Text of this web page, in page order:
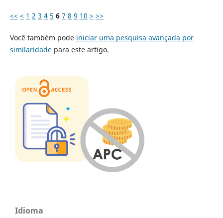
<< < 1 2 3 4 5 6 7 8 9 10 > >>
Você também pode iniciar uma pesquisa avançada por
similaridadepara este artigo.
Idioma